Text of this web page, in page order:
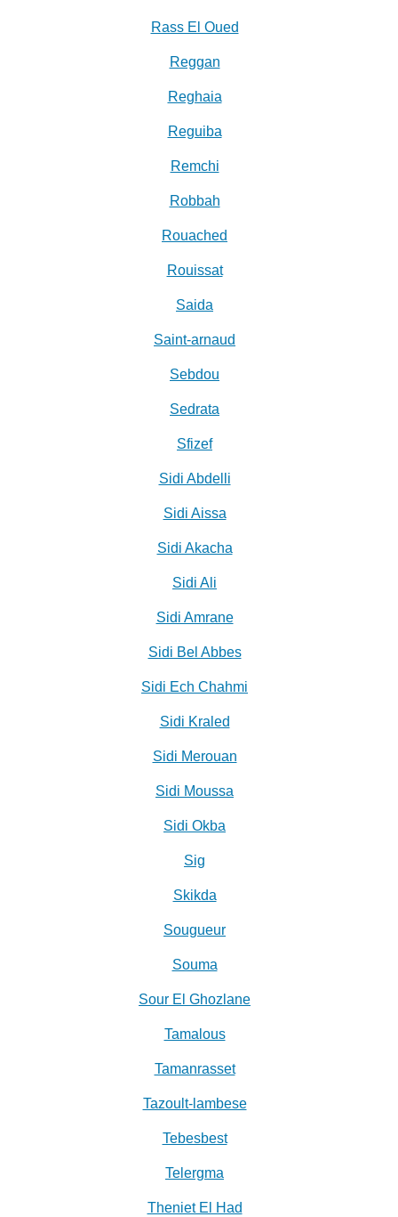
Rass El Oued
Reggan
Reghaia
Reguiba
Remchi
Robbah
Rouached
Rouissat
Saida
Saint-arnaud
Sebdou
Sedrata
Sfizef
Sidi Abdelli
Sidi Aissa
Sidi Akacha
Sidi Ali
Sidi Amrane
Sidi Bel Abbes
Sidi Ech Chahmi
Sidi Kraled
Sidi Merouan
Sidi Moussa
Sidi Okba
Sig
Skikda
Sougueur
Souma
Sour El Ghozlane
Tamalous
Tamanrasset
Tazoult-lambese
Tebesbest
Telergma
Theniet El Had